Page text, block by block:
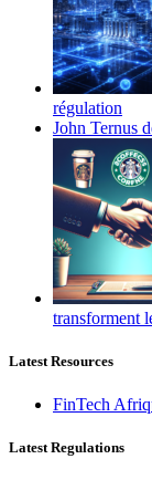
régulation
John Ternus
transforment
Latest Resources
FinTech
Latest Regulations